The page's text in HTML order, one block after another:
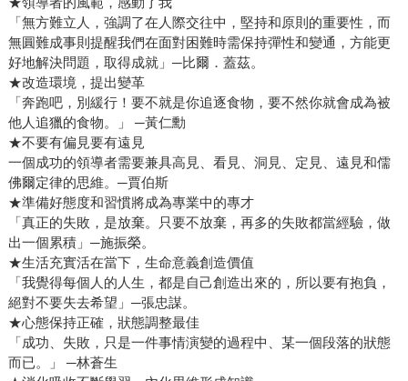
「無方難立人，強調了在人際交往中，堅持和原則的重要性，而
無圓難成事則提醒我們在面對困難時需保持彈性和變通，方能更
好地解決問題，取得成就」─比爾．蓋茲。
★改造環境，提出變革
「奔跑吧，別緩行！要不就是你追逐食物，要不然你就會成為被
他人追獵的食物。」 ─黃仁勳
★不要有偏見要有遠見
一個成功的領導者需要兼具高見、看見、洞見、定見、遠見和儒
佛爾定律的思維。─賈伯斯
★準備好態度和習慣將成為專業中的專才
「真正的失敗，是放棄。只要不放棄，再多的失敗都當經驗，做
出一個累積」─施振榮。
★生活充實活在當下，生命意義創造價值
「我覺得每個人的人生，都是自己創造出來的，所以要有抱負，
絕對不要失去希望」─張忠謀。
★心態保持正確，狀態調整最佳
「成功、失敗，只是一件事情演變的過程中、某一個段落的狀態
而已。」 ─林蒼生